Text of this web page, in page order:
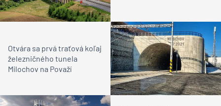
Otvára sa prvá traťová koľaj
železničného tunela
Milochov na Považí